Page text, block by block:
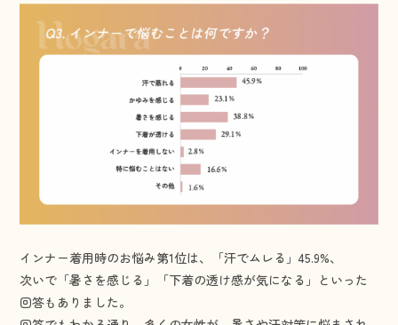
インナー着用時のお悩み第1位は、「汗でムレる」45.9%、
次いで「暑さを感じる」「下着の透け感が気になる」といった
回答もありました。